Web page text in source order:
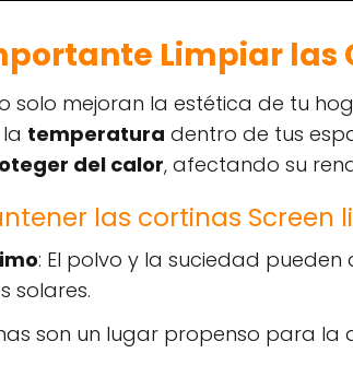
Limpiar las
solo mejoran la estética de tu
temperatura dentro de tus
del calor, afectando su
las cortinas Screen
: El polvo y la suciedad
solares.
son un lugar propenso para